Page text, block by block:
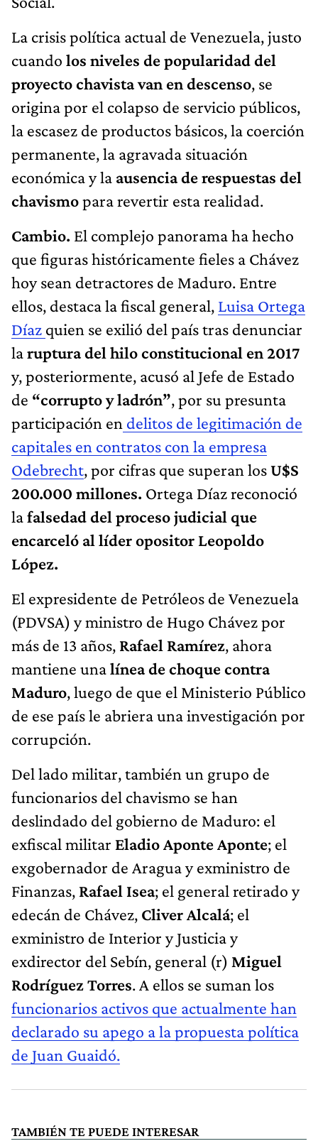
La crisis política actual de Venezuela, justo
cuando los niveles de popularidad del
proyecto chavista van en descenso, se
origina por el colapso de servicio públicos,
la escasez de productos básicos, la coerción
permanente, la agravada situación
económica y la ausencia de respuestas del
chavismopara revertir esta realidad.
Cambio. El complejo panorama ha hecho
que figuras históricamente fieles a Chávez
hoy sean detractores de Maduro. Entre
ellos, destaca la fiscal general, Luisa Ortega
Díaz quien se exilió del país tras denunciar
laruptura del hilo constitucional en 2017
y, posteriormente, acusó al Jefe de Estado
de “corrupto y ladrón”, por su presunta
participación en delitos de legitimación de
capitales en contratos con la empresa
Odebrecht, por cifras que superan losU$S
200.000 millones. Ortega Díaz reconoció
lafalsedad del proceso judicial que
encarceló al líder opositor Leopoldo
López.
El expresidente de Petróleos de Venezuela
(PDVSA) y ministro de Hugo Chávez por
más de 13 años, Rafael Ramírez, ahora
mantiene unalínea de choque contra
Maduro, luego de que el Ministerio Público
de ese país le abriera una investigación por
corrupción.
Del lado militar, también un grupo de
funcionarios del chavismo se han
deslindado del gobierno de Maduro: el
exfiscal militar Eladio Aponte Aponte; el
exgobernador de Aragua y exministro de
Finanzas, Rafael Isea; el general retirado y
edecán de Chávez, Cliver Alcalá; el
exministro de Interior y Justicia y
exdirector del Sebín, general (r) Miguel
Rodríguez Torres. A ellos se suman los
funcionarios activos que actualmente han
declarado su apego a la propuesta política
de Juan Guaidó.
TAMBIÉN TE PUEDE INTERESAR